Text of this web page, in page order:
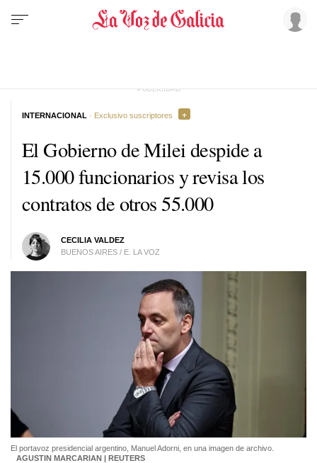
El Gobierno de Milei despide a
15.000 funcionarios y revisa los
contratos de otros 55.000
CECILIA VALDEZ
BUENOS AIRES / E. LA VOZ
INTERNACIONAL · Exclusivo suscriptores
El portavoz presidencial argentino, Manuel Adorni, en una imagen de archivo.
AGUSTIN MARCARIAN | REUTERS